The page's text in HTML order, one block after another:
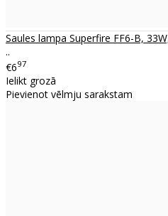
Saules lampa Superfire FF6-B,
..
€697
Ielikt grozā
Pievienot vēlmju sarakstam